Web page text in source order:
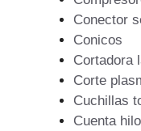
Conector
Conicos
Cortadora
Corte
Cuchillas
Cuenta hilo